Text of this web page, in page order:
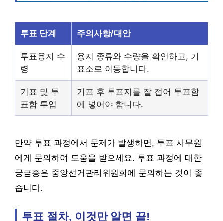
투표 단계 주의사항/대안
투표용지 수
령
용지 종류와 수량을 확인하고, 기
표소로 이동합니다.
기표 및 투
표함 투입
기표 후 투표지를 잘 접어 투표함
에 넣어야 합니다.
만약 투표 과정에서 문제가 발생하면, 투표 사무원
에게 문의하여 도움을 받으세요. 투표 과정에 대한
궁금증은 중앙선거관리위원회에 문의하는 것이 좋
습니다.
투표 절차, 이것만 알면 끝!